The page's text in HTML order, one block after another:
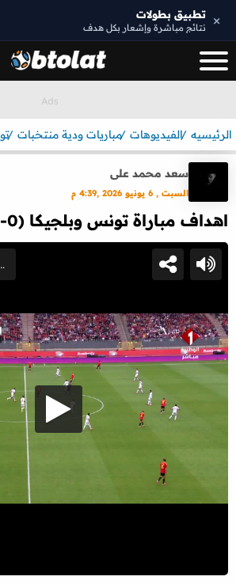
× تطبيق بطولات
نتائج مباشرة وإشعار بكل هدف
الرئيسيه الفيديوهات مباريات ودية منتخبات
سعد محمد على
السبت , 6 يونيو 2026 ,4:39 م
اهداف مباراة تونس وبلجيكا (0-5) مباراة ودية